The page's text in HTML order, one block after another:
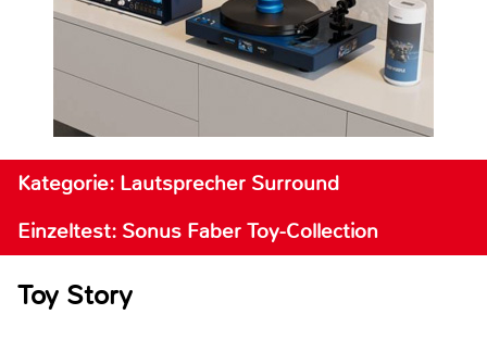
Kategorie: Lautsprecher Surround
Einzeltest: Sonus Faber Toy-Collection
Toy Story